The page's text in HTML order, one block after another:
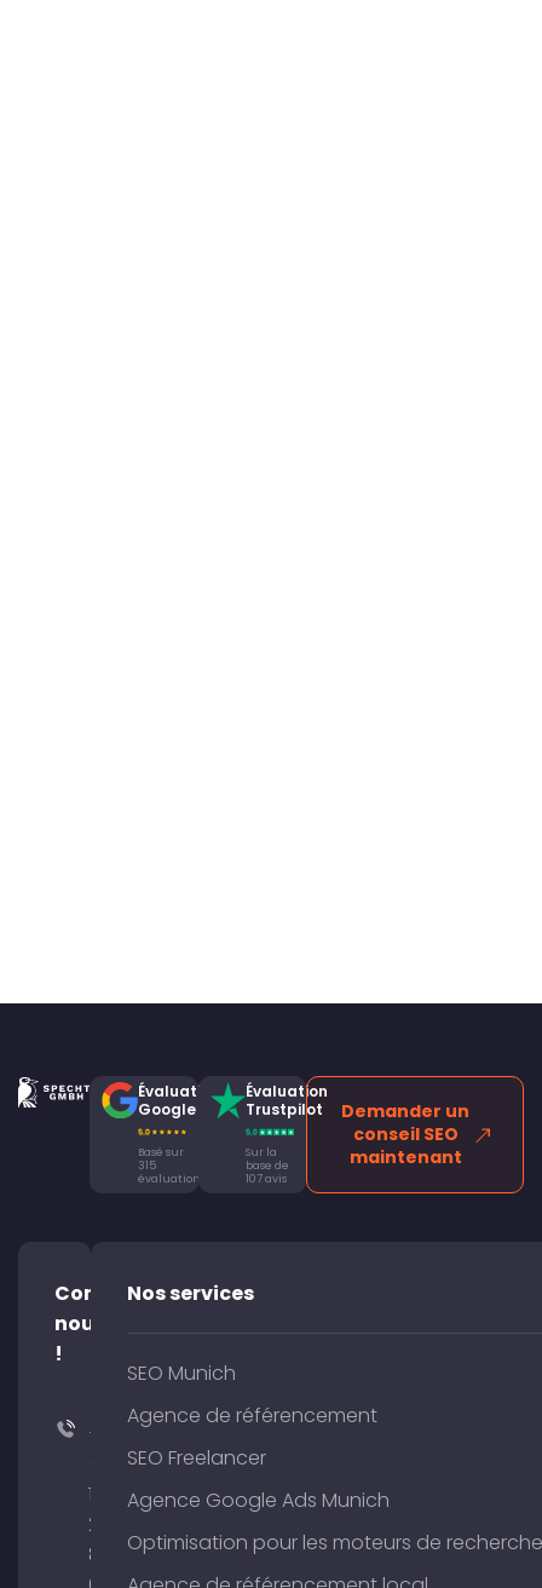
Évaluation
Google
Basé sur
315
évaluations
Évaluation
Trustpilot
Sur la
base de
107 avis
Demander un
conseil SEO
maintenant
Contacte-
nous
!
+49
176
204
801
Nos services
SEO Munich
Agence de référencement
SEO Freelancer
Agence Google Ads Munich
Optimisation pour les moteurs de recherche